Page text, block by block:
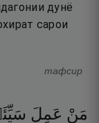
дунё
сарои
тафсир
مَنْ عَمِلَ